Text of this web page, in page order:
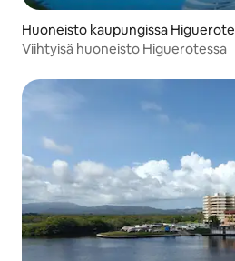
Huoneisto kaupungissa Higuerote
Viihtyisä huoneisto Higuerotessa